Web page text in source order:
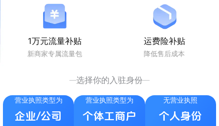
1万元流量补贴
新商家专属流量包
运费险补贴
降低售后成本
选择你的入驻身份
营业执照类型为
企业/公司
营业执照类型为
个体工商户
无营业执照
个人身份